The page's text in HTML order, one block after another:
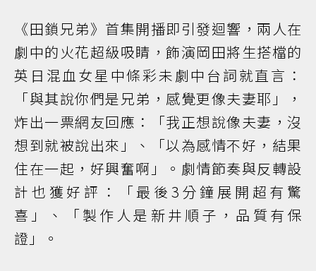
《田鎖兄弟》首集開播即引發迴響，兩人在
劇中的火花超級吸睛，飾演岡田將生搭檔的
英日混血女星中條彩未劇中台詞就直言：
「與其說你們是兄弟，感覺更像夫妻耶」，
炸出一票網友回應：「我正想說像夫妻，沒
想到就被說出來」、「以為感情不好，結果
住在一起，好興奮啊」。劇情節奏與反轉設
計也獲好評：「最後3分鐘展開超有驚
喜」、「製作人是新井順子，品質有保
證」。